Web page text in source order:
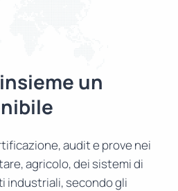
un
audit e prove nei
agricolo, dei sistemi di
industriali, secondo gli